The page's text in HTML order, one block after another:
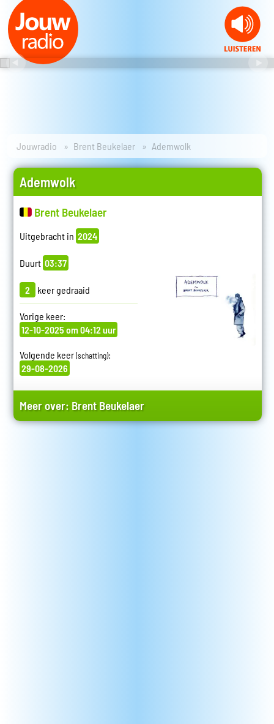
Jouwradio Brent Beukelaer Ademwolk
Ademwolk
Brent Beukelaer
Uitgebracht in 2024
Duurt 03:37
2 keer gedraaid
Vorige keer:
12-10-2025 om 04:12 uur
Volgende keer(schatting):
29-08-2026
Meer over: Brent Beukelaer